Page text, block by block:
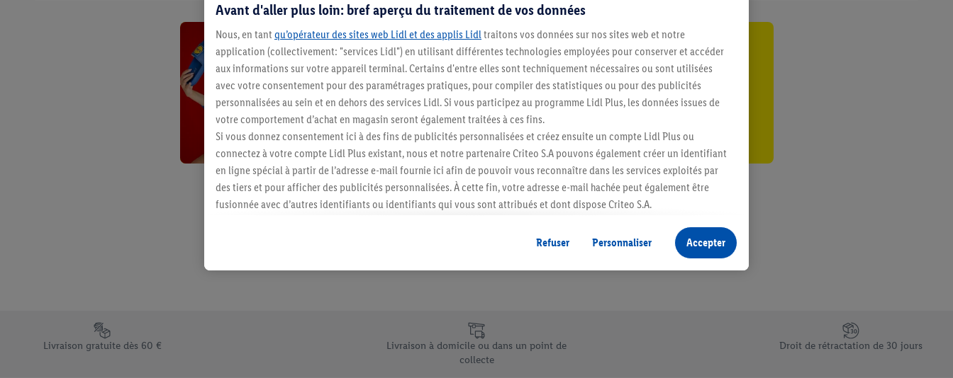
Restez au courant
Abonnez-vous à la newsletter
S'abonner
Élément du pied de page avec les différents arguments de vente uniques de Lidl.be
Livraison gratuite dès 60 €
Livraison à domicile ou dans un point de
collecte
Droit de rétractation de 30 jours
Avant d'aller plus loin: bref aperçu du traitement de vos données
Nous, en tant qu’opérateur des sites web Lidl et des applis Lidltraitons vos données sur nos sites web et notre
application (collectivement: "services Lidl") en utilisant différentes technologies employées pour conserver et accéder
aux informations sur votre appareil terminal. Certains d'entre elles sont techniquement nécessaires ou sont utilisées
avec votre consentement pour des paramétrages pratiques, pour compiler des statistiques ou pour des publicités
personnalisées au sein et en dehors des services Lidl. Si vous participez au programme Lidl Plus, les données issues de
votre comportement d’achat en magasin seront également traitées à ces fins.
Si vous donnez consentement ici à des fins de publicités personnalisées et créez ensuite un compte Lidl Plus ou
connectez à votre compte Lidl Plus existant, nous et notre partenaire Criteo S.A pouvons également créer un identifiant
en ligne spécial à partir de l’adresse e-mail fournie ici afin de pouvoir vous reconnaître dans les services exploités par
des tiers et pour afficher des publicités personnalisées. À cette fin, votre adresse e-mail hachée peut également être
fusionnée avec d’autres identifiants ou identifiants qui vous sont attribués et dont dispose Criteo S.A.
vous avez montré de l’intérêt (par exemple en plaçant le produit dans un panier d’un webshop mais sans procéder à
l’achat) peuvent également être affichées sur plusieurs apppareils et plusieurs services de Lidl si plusieurs terminaux ou
plusieurs services de Lidl peuvent vous être attribués en utilisant votre adresse e-mail hachée et, le cas échéant, d’autres
En cliquant sur « Refuser », vous pouvez autoriser uniquement l’utilisation des technologies nécessaires. En cliquant sur
« Accepter », vous autorisez tous les traitements pour toutes les finalités susmentionnées. Vous trouverez de plus amples
Refuser Personnaliser Accepter